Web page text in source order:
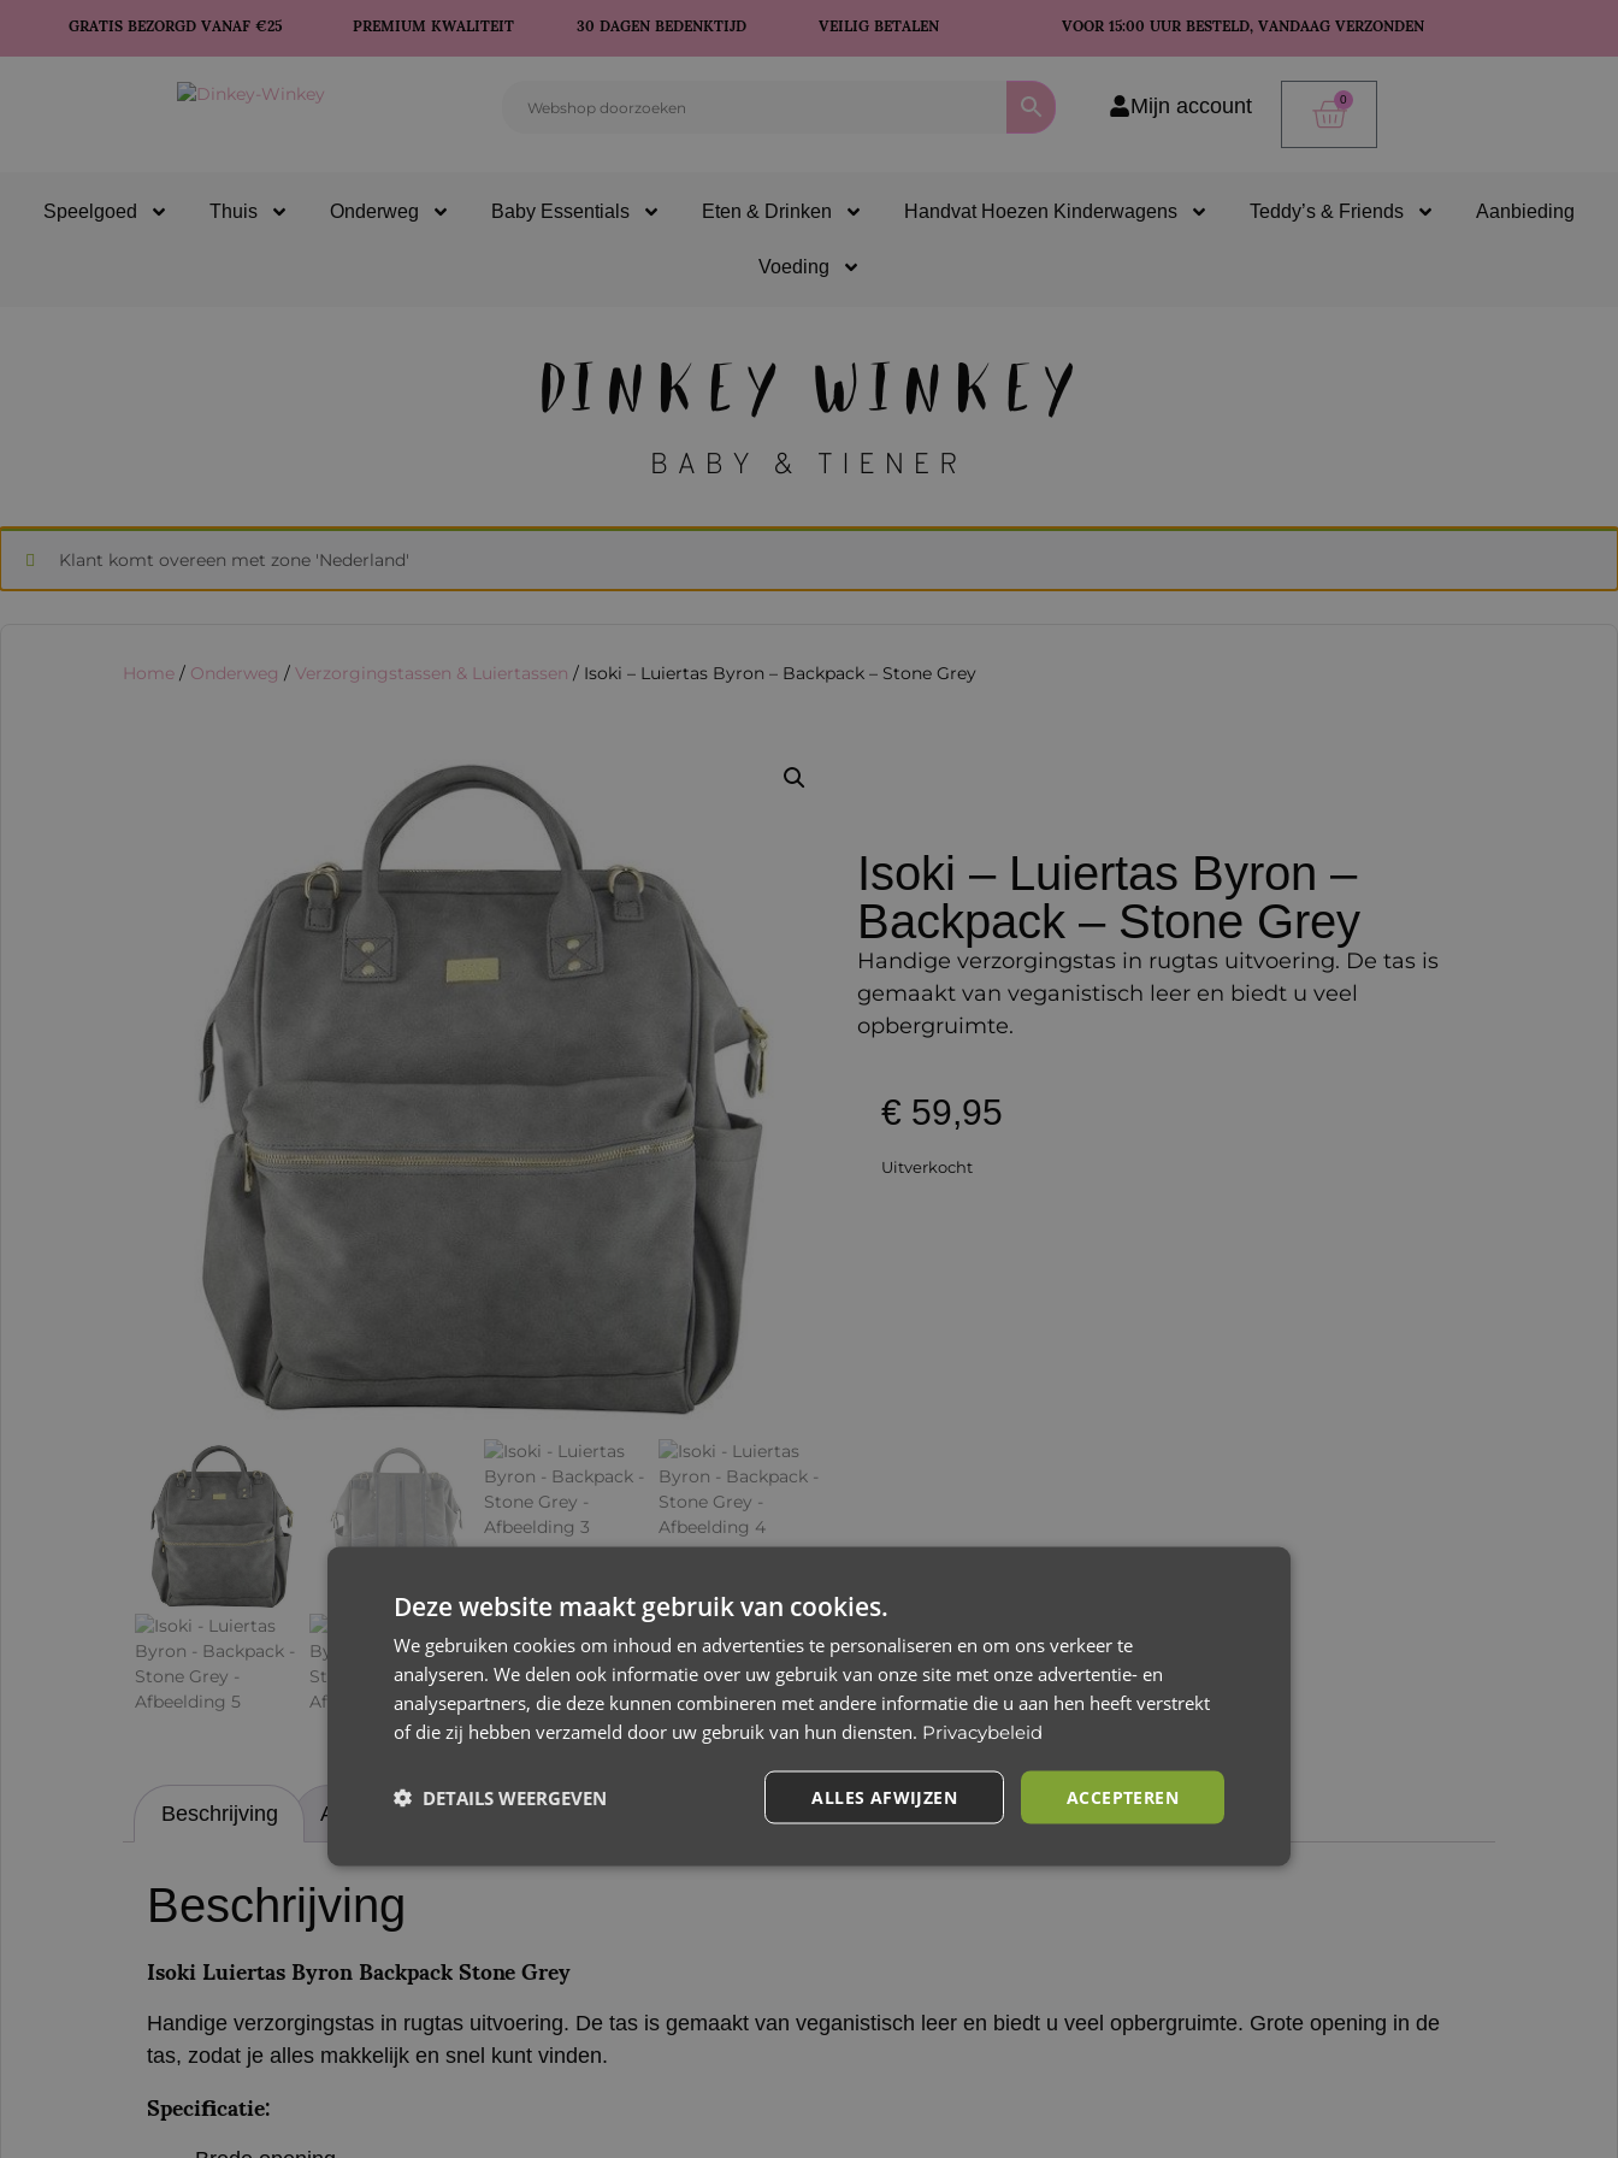
GRATIS BEZORGD VANAF €25 PREMIUM KWALITEIT 30 DAGEN BEDENKTIJD VEILIG BETALEN VOOR 15:00 UUR BESTELD, VANDAAG VERZONDEN
Mijn account 0
Speelgoed Thuis Onderweg Baby Essentials Eten & Drinken Handvat Hoezen Kinderwagens Teddy’s & Friends Aanbieding
Voeding
Klant komt overeen met zone 'Nederland'
Home / Onderweg / Verzorgingstassen & Luiertassen / Isoki – Luiertas Byron – Backpack – Stone Grey
Isoki – Luiertas Byron –
Backpack – Stone Grey
Handige verzorgingstas in rugtas uitvoering. De tas is
gemaakt van veganistisch leer en biedt u veel
opbergruimte.
€ 59,95
Uitverkocht
Beschrijving Aanvullende informatie
Beschrijving
Isoki Luiertas Byron Backpack Stone Grey
Handige verzorgingstas in rugtas uitvoering. De tas is gemaakt van veganistisch leer en biedt u veel opbergruimte. Grote opening in de
tas, zodat je alles makkelijk en snel kunt vinden.
Specificatie:
Deze website maakt gebruik van cookies.
We gebruiken cookies om inhoud en advertenties te personaliseren en om ons verkeer te
analyseren. We delen ook informatie over uw gebruik van onze site met onze advertentie- en
analysepartners, die deze kunnen combineren met andere informatie die u aan hen heeft verstrekt
of die zij hebben verzameld door uw gebruik van hun diensten. Privacybeleid
ACCEPTEREN
ALLES AFWIJZEN
DETAILS WEERGEVEN